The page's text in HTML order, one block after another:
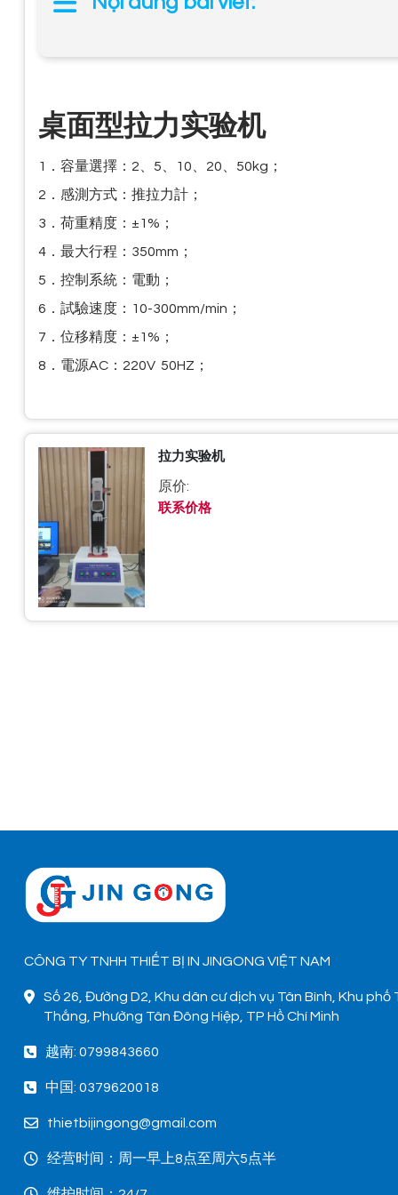
桌面型拉力实验机
1．容量選擇：2、5、10、20、50kg；
2．感測方式：推拉力計；
3．荷重精度：±1%；
4．最大行程：350mm；
5．控制系統：電動；
6．試驗速度：10-300mm/min；
7．位移精度：±1%；
8．電源AC：220V 50HZ；
拉力实验机
原价:
联系价格
CÔNG TY TNHH THIẾT BỊ IN JINGONG VIỆT NAM
Số 26, Đường D2, Khu dân cư dịch vụ Tân Bình, Khu phố
Thắng, Phường Tân Đông Hiệp, TP Hồ Chí Minh
越南: 0799843660
中国: 0379620018
thietbijingong@gmail.com
经营时间：周一早上8点至周六5点半